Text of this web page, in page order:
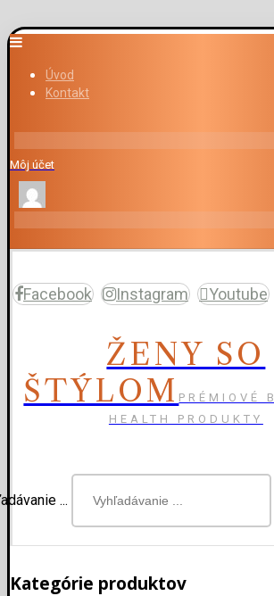
Úvod
Kontakt
Môj účet
Facebook Instagram Youtube
ŽENY SO
ŠTÝLOM PRÉMIOVÉ
HEALTH PRODUKTY
...
Kategórie produktov